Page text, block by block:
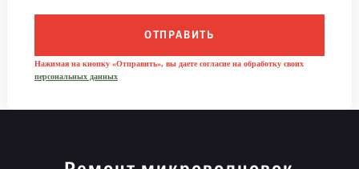
ОТПРАВИТЬ
Нажимая на кнопку «Отправить», вы даете согласие на обработку своих
персональных данных